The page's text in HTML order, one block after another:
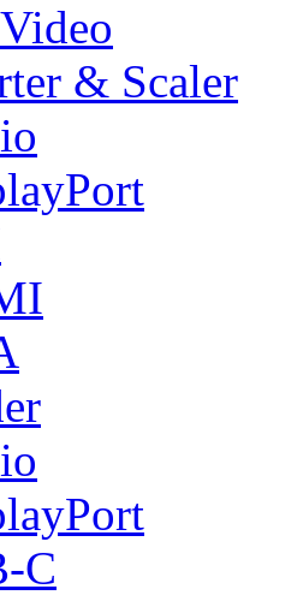
& Scaler
C